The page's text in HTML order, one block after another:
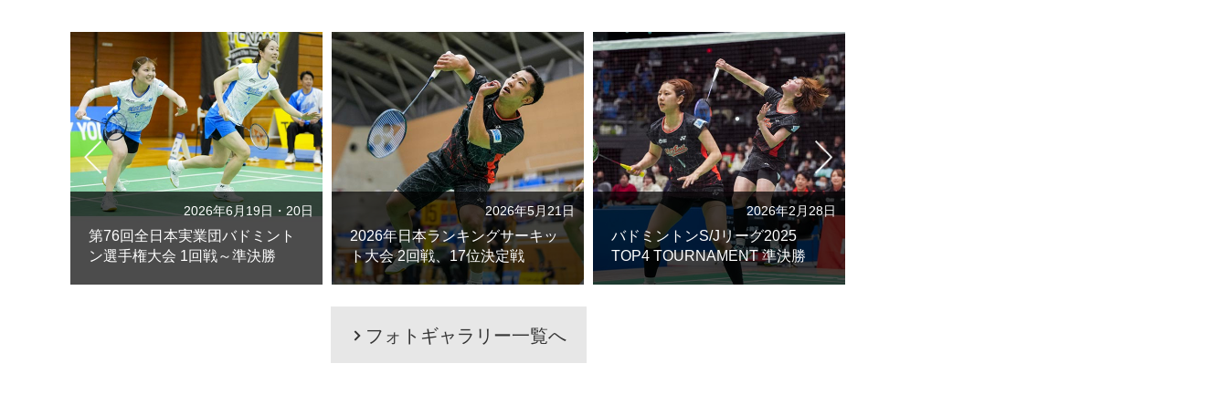
2026年6月19日・20日
第76回全日本実業団バドミント
ン選手権大会 1回戦～準決勝
2026年5月21日
2026年日本ランキングサーキッ
ト大会 2回戦、17位決定戦
2026年2月28日
バドミントンS/Jリーグ2025
TOP4 TOURNAMENT 準決勝
フォトギャラリー一覧へ